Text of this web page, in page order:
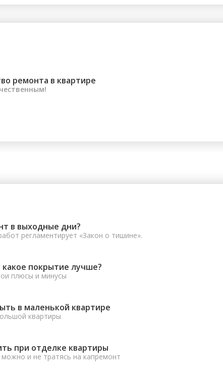
ремонта в квартире
в выходные дни?
регламентирует «Закон о тишине».
покрытие лучше?
плюсы и минусы
в маленькой квартире
квартиры
при отделке квартиры
и не тратясь на капремонт